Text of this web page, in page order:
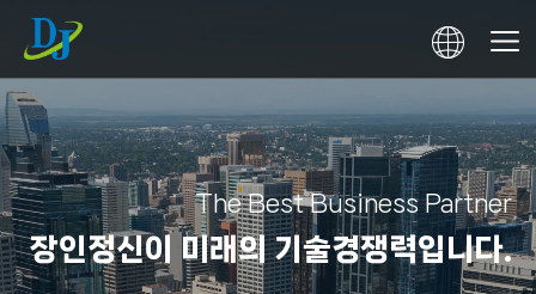
The Best Business Partner
장인정신이 미래의 기술경쟁력입니다.